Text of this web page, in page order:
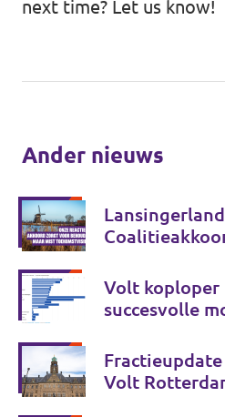
next time? Let us know!
Ander nieuws
voor de
Volt koploper
succesvolle
Volt